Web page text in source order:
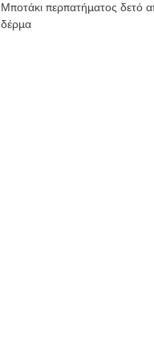
Μποτάκι περπατήματος δετό
δέρμα